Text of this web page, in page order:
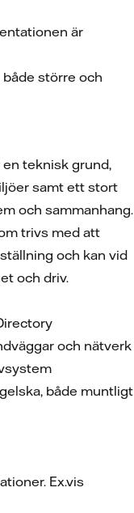
är
större och
en teknisk grund,
samt ett stort
och sammanhang.
trivs med att
och kan vid
och driv.
och nätverk
både muntligt
Ex.vis